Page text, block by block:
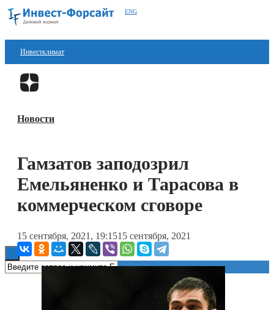
ENG
Инвестклимат
Финансы
Блокчейн
Новости
Гамзатов заподозрил
Емельяненко и Тарасова в
коммерческом сговоре
15 сентября, 2021, 19:1515 сентября, 2021